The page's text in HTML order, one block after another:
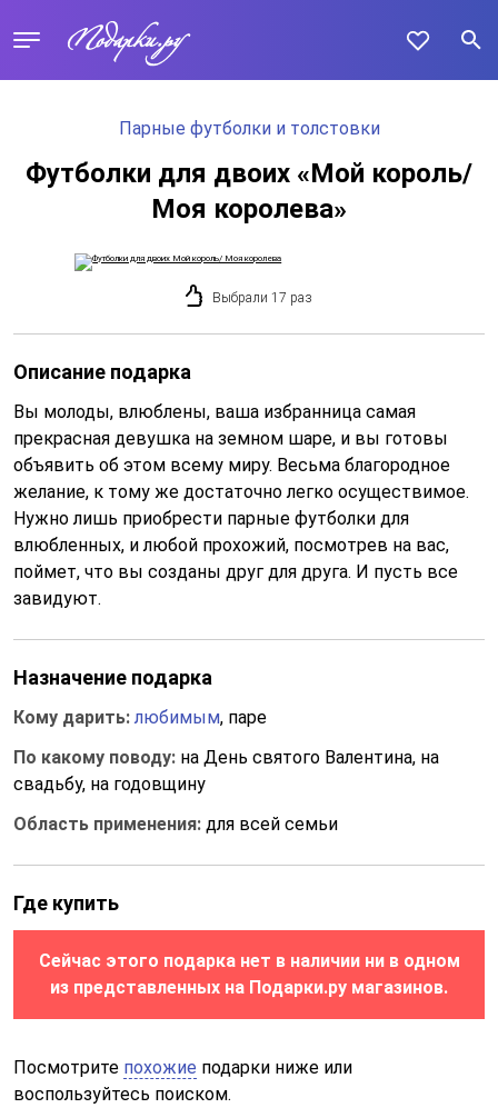
Парные футболки и толстовки
Футболки для двоих «Мой король/
Моя королева»
Выбрали 17 раз
Описание подарка
Вы молоды, влюблены, ваша избранница самая
прекрасная девушка на земном шаре, и вы готовы
объявить об этом всему миру. Весьма благородное
желание, к тому же достаточно легко осуществимое.
Нужно лишь приобрести парные футболки для
влюбленных, и любой прохожий, посмотрев на вас,
поймет, что вы созданы друг для друга. И пусть все
завидуют.
Назначение подарка
Кому дарить:любимым, паре
По какому поводу: на День святого Валентина, на
свадьбу, на годовщину
Область применения: для всей семьи
Где купить
Сейчас этого подарка нет в наличии ни в одном
из представленных на Подарки.ру магазинов.
Посмотрите похожие подарки ниже или
воспользуйтесь поиском.